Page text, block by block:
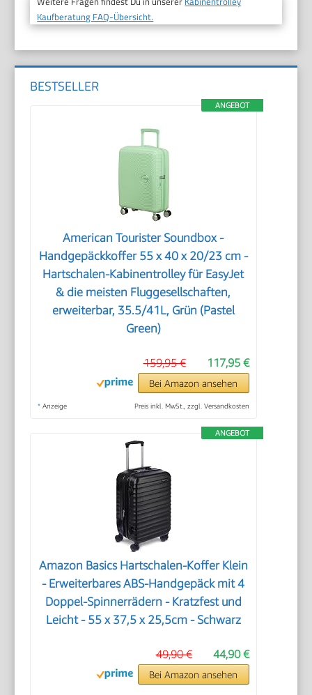
Kaufberatung FAQ-Übersicht.
BESTSELLER
ANGEBOT
American Tourister Soundbox -
Handgepäckkoffer 55 x 40 x 20/23 cm -
Hartschalen-Kabinentrolley für EasyJet
& die meisten Fluggesellschaften,
erweiterbar, 35.5/41L, Grün (Pastel
Green)
117,95 €
159,95 €
Bei Amazon ansehen
* Anzeige Preis inkl. MwSt., zzgl. Versandkosten
ANGEBOT
Amazon Basics Hartschalen-Koffer Klein
- Erweiterbares ABS-Handgepäck mit 4
Doppel-Spinnerrädern - Kratzfest und
Leicht - 55 x 37,5 x 25,5cm - Schwarz
44,90 €
49,90 €
Bei Amazon ansehen